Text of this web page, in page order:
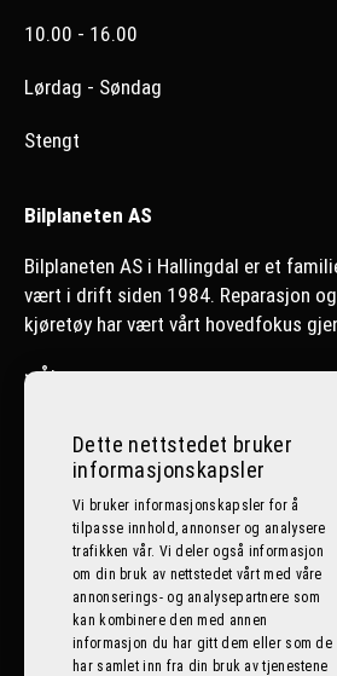
10.00 - 16.00
Lørdag - Søndag
Stengt
Bilplaneten AS
Bilplaneten AS i Hallingdal er et
vært i drift siden 1984. Reparasjon
kjøretøy har vært vårt hovedfokus
>Ål
Nesbyen
Lillehammer
Følg oss på sosiale medier
Dette nettstedet bruker
informasjonskapsler
Vi bruker informasjonskapsler for å
tilpasse innhold, annonser og analysere
trafikken vår. Vi deler også informasjon
om din bruk av nettstedet vårt med våre
annonserings- og analysepartnere som
kan kombinere den med annen
informasjon du har gitt dem eller som de
har samlet inn fra din bruk av tjenestene